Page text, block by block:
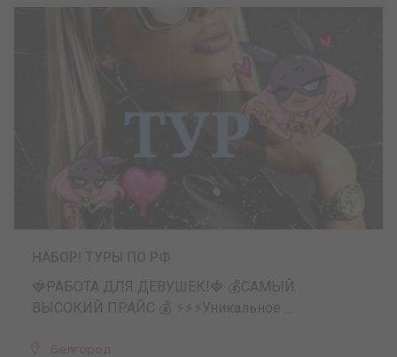
🍓РАБОТА ДЛЯ ДЕВУШЕК!🍓 💰САМЫЙ
ВЫСОКИЙ ПРАЙС 💰 ⚡️⚡️⚡️Уникальное ...
Белгород